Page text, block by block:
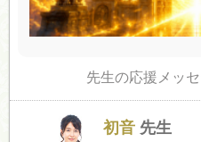
先生の応援メッ
初音 先生